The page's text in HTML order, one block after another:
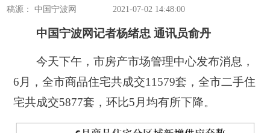
稿源： 中国宁波网 2021-07-02 14:48:00
中国宁波网记者杨绪忠 通讯员俞丹
今天下午，市房产市场管理中心发布消息，
6月，全市商品住宅共成交11579套，全市二手住
宅共成交5877套，环比5月均有所下降。